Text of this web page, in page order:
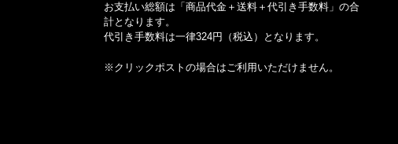
お支払い総額は「商品代金＋送料＋代引き手数料」の合
計となります。
代引き手数料は一律324円（税込）となります。
※クリックポストの場合はご利用いただけません。